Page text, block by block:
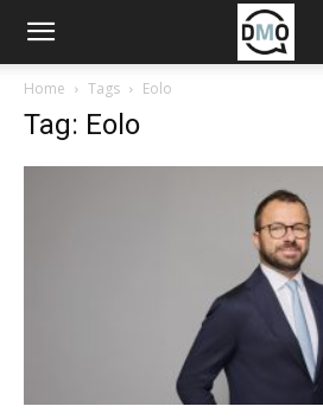
Home Tags Eolo
Tag: Eolo